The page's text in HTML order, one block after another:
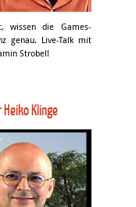
wissen die Games-
genau. Live-Talk mit
Strobel!
Klinge